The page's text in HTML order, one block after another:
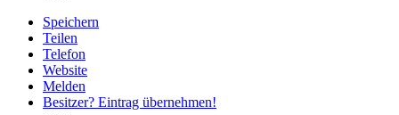
Speichern
Teilen
Telefon
Website
Melden
Besitzer? Eintrag übernehmen!